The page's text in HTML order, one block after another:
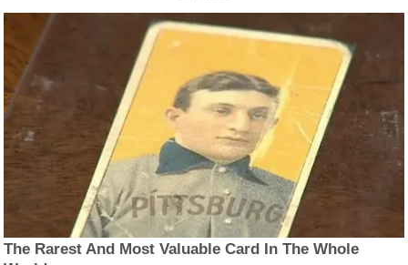
The Rarest And Most Valuable Card In The Whole